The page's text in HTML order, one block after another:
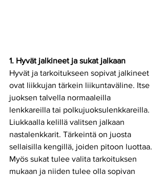
1. Hyvät jalkineet ja sukat jalkaan
Hyvät ja tarkoitukseen sopivat jalkineet
ovat liikkujan tärkein liikuntaväline. Itse
juoksen talvella normaaleilla
lenkkareilla tai polkujuoksulenkkareilla.
Liukkaalla kelillä valitsen jalkaan
nastalenkkarit. Tärkeintä on juosta
sellaisilla kengillä, joiden pitoon luottaa.
Myös sukat tulee valita tarkoituksen
mukaan ja niiden tulee olla sopivan